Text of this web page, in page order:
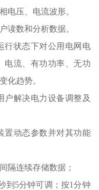
电压、电流波形。
读数和分析数据。
行状态下对公用电网电
电流、有功功率、无功
化趋势。
户解决电力设备调整及
置动态参数并对其功能
隔连续存储数据；
到5分钟可调；按1分钟